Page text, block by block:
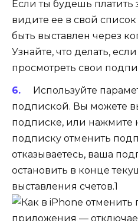
Если ты будешь платить
видите ее в свой
быть выставлен через
Узнайте, что делать,
просмотреть свои
Используйте
подпиской. Вы можете
подписке, или нажмите
подписку отменить
отказываетесь, ваша
остановить в конце
выставления счетов.1